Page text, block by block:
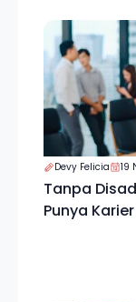
Devy Felicia 19
Tanpa
Punya